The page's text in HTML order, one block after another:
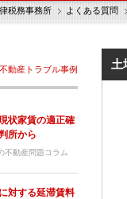
税務事務所 よくある質問
土
不動産トラブル事例
状家賃の適正確
所から
不動産問題コラム
対する延滞賃料